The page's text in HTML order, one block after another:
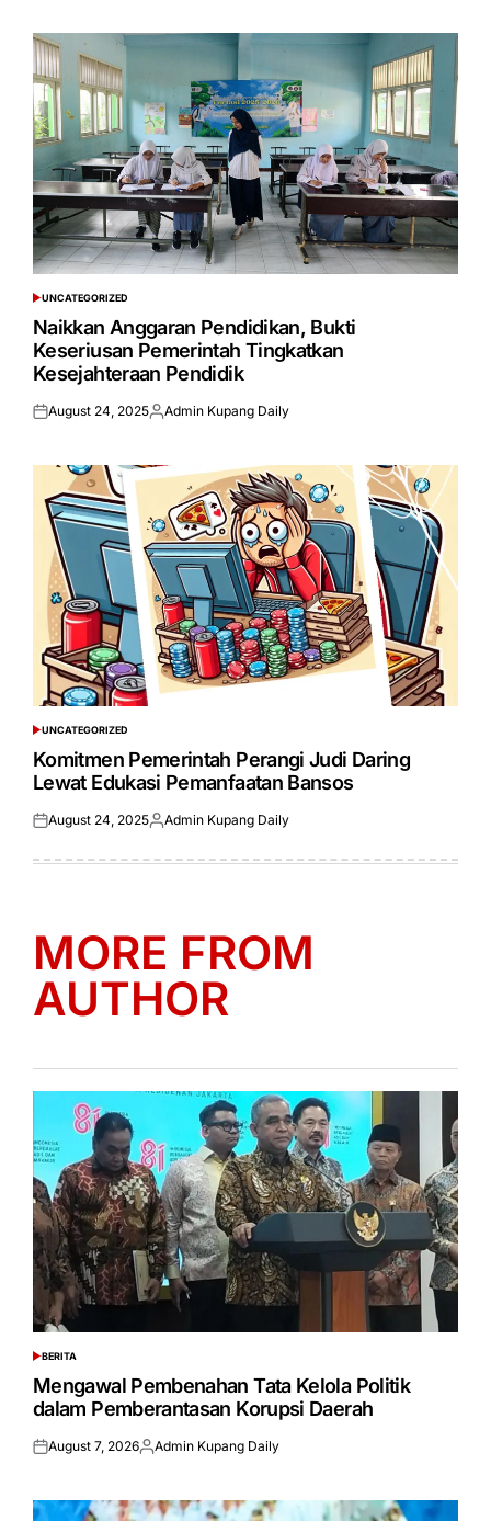
POSTED
IN
UNCATEGORIZED
Naikkan Anggaran Pendidikan, Bukti
Keseriusan Pemerintah Tingkatkan
Kesejahteraan Pendidik
Posted
August 24, 2025Posted
Admin Kupang Daily
POSTED
IN
UNCATEGORIZED
Komitmen Pemerintah Perangi Judi Daring
Lewat Edukasi Pemanfaatan Bansos
Posted
August 24, 2025Posted
Admin Kupang Daily
MORE FROM
AUTHOR
POSTED
IN
BERITA
Mengawal Pembenahan Tata Kelola Politik
dalam Pemberantasan Korupsi Daerah
Posted
August 7, 2026Posted
Admin Kupang Daily